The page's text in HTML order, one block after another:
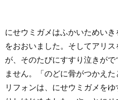
にせウミガメはふかいためい
をおおいました。そしてアリ
が、そのたびにすすり泣きが
ません。「のどに骨がつかえ
リフォンは、にせウミガメを